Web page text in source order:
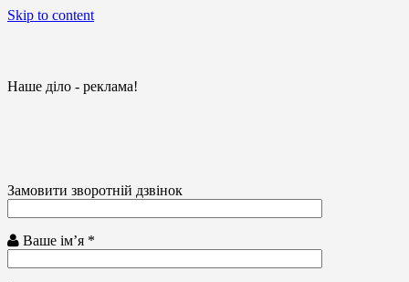
Skip to content
Наше діло - реклама!
Замовити зворотній дзвінок
Ваше ім’я *